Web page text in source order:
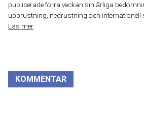
publicerade förra veckan sin årliga
upprustning, nedrustning och internationell
Läs mer
KOMMENTAR